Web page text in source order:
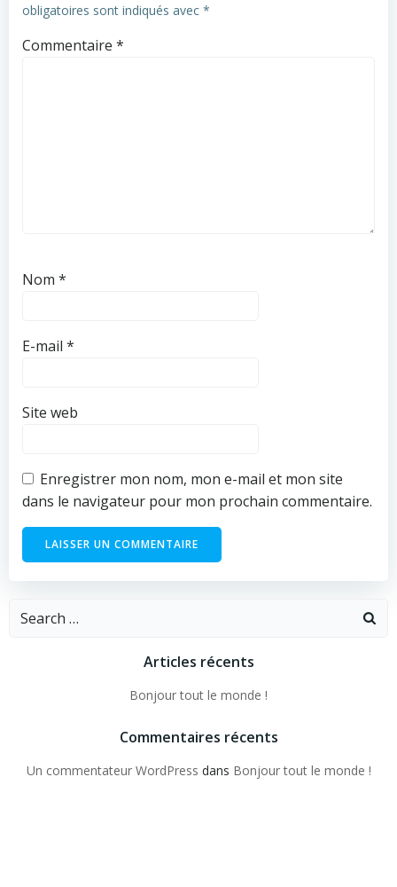
obligatoires sont indiqués avec *
Commentaire *
Nom *
E-mail *
Site web
Enregistrer mon nom, mon e-mail et mon site
dans le navigateur pour mon prochain commentaire.
Search
Articles récents
Bonjour tout le monde !
Commentaires récents
Un commentateur WordPress dans Bonjour tout le monde !